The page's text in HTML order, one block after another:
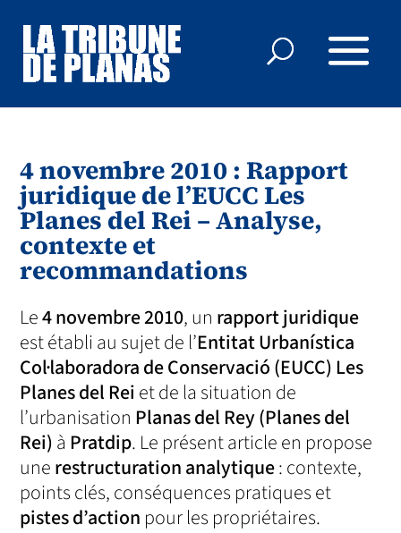
4 novembre 2010 : Rapport
juridique de l’EUCC Les
Planes del Rei – Analyse,
contexte et
recommandations
Le4 novembre 2010, un rapport juridique
est établi au sujet de l’Entitat Urbanística
Col·laboradora de Conservació (EUCC) Les
Planes del Rei et de la situation de
l’urbanisation Planas del Rey (Planes del
Rei)à Pratdip. Le présent article en propose
unerestructuration analytique: contexte,
points clés, conséquences pratiques et
pistes d’action pour les propriétaires.